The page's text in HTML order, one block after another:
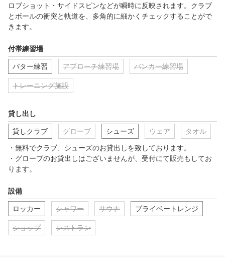
ロブショット・サイドスピンなどが瞬時に反映されます。クラブ
とボールの衝突と軌道を、多角的に細かくチェックすることがで
きます。
付帯練習場
パター練習 アプローチ練習場 バンカー練習場
トレーニング施設
貸し出し
貸しクラブ グローブ シューズ ウェア タオル
・無料でクラブ、シューズのお貸出しを致しております。
・グローブのお貸出しはございませんが、受付にて販売もしてお
ります。
設備
ロッカー シャワー サウナ プライベートレンジ
ショップ レストラン